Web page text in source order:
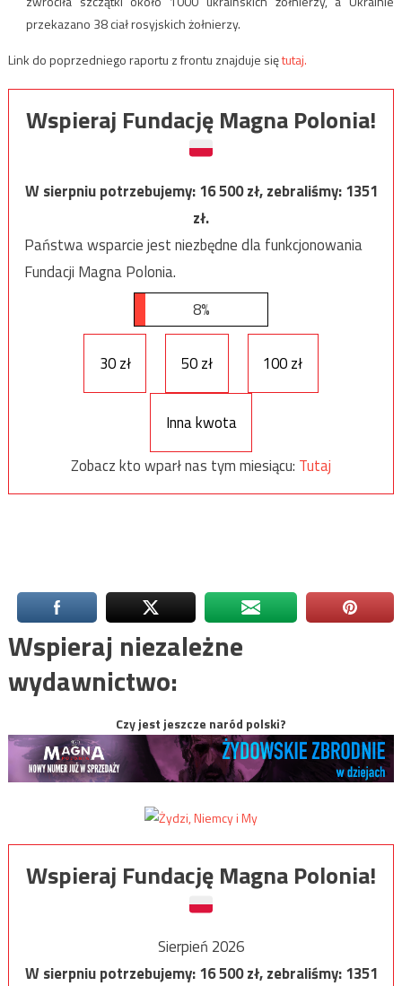
przekazano 38 ciał rosyjskich żołnierzy.
Link do poprzedniego raportu z frontu znajduje siętutaj.
Wspieraj Fundację Magna Polonia!
W sierpniu potrzebujemy:16 500zł, zebraliśmy:1351
zł.
Państwa wsparcie jest niezbędne dla funkcjonowania
Fundacji Magna Polonia.
8%
30 zł 50 zł 100 zł
Inna kwota
Zobacz kto wparł nas tym miesiącu: Tutaj
Wspieraj niezależne
wydawnictwo:
Czy jest jeszcze naród polski?
Wspieraj Fundację Magna Polonia!
Sierpień 2026
W sierpniu potrzebujemy:16 500zł, zebraliśmy:1351